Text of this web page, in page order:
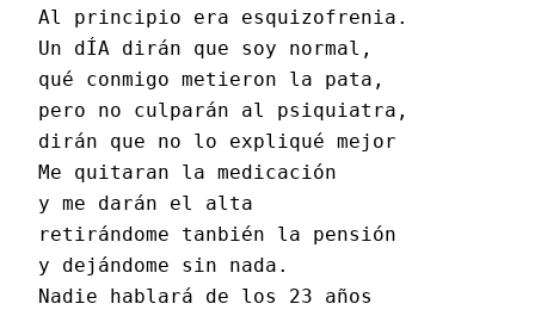
Al principio era esquizofrenia.
Un dÍA dirán que soy normal,
qué conmigo metieron la pata,
pero no culparán al psiquiatra,
dirán que no lo expliqué mejor
Me quitaran la medicación
y me darán el alta
retirándome tanbién la pensión
y dejándome sin nada.
Nadie hablará de los 23 años